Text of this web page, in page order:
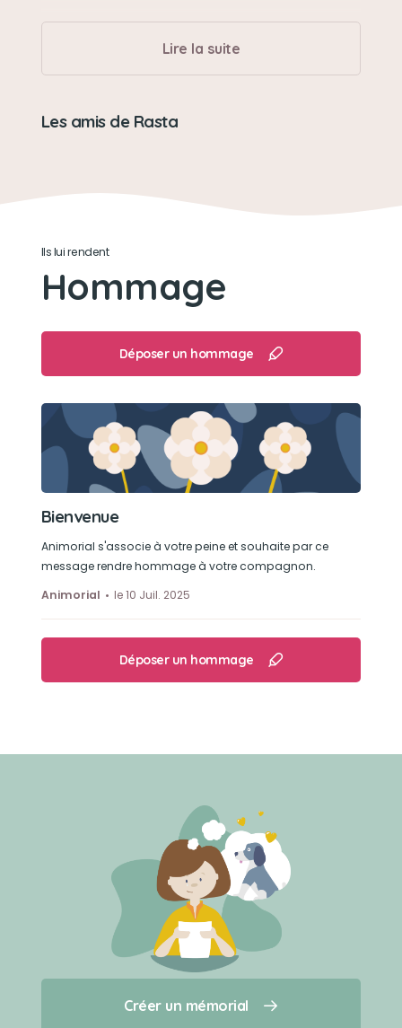
Créer un mémorial
Qui sommes-nous ?
Ne fait pas de bêtises.
Son caractère
Très très craintif. Il y a juste deux personnes qui
ont eu le droit à ses câlins pendant ces 18 ans
Son jouet préféré
Son loisir préféré
Lire la suite
Les amis de Rasta
Ils lui rendent
Hommage
Déposer un hommage
Bienvenue
Animorial s'associe à votre peine et souhaite par ce
message rendre hommage à votre compagnon.
Animorial
le 10 Juil. 2025
Déposer un hommage
Créer un mémorial